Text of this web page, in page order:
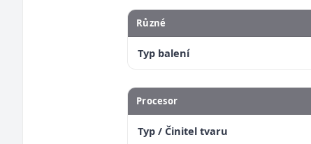
Různé
Typ balení
Procesor
Typ / Činitel tvaru